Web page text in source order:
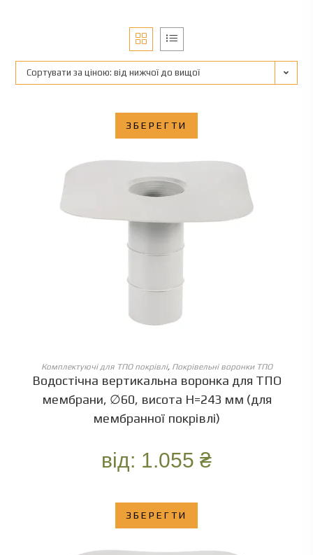
Сортувати за ціною: від нижчої до вищої
ЗБЕРЕГТИ
ОБЕРІТЬ ОПЦІЇ
Комплектуючі для ТПО покрівлі, Покрівельні воронки ТПО
Водостічна вертикальна воронка для ТПО
мембрани, ∅60, висота Н=243 мм (для
мембранної покрівлі)
від: 1.055 ₴
ЗБЕРЕГТИ